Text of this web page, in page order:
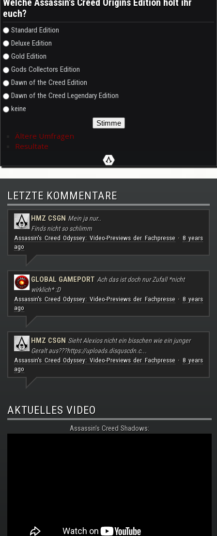
Welche Assassin's Creed Origins Edition holt ihr
euch?
Auswahlmöglichkeiten
Standard Edition
Deluxe Edition
Gold Edition
Gods Collectors Edition
Dawn of the Creed Edition
Dawn of the Creed Legendary Edition
keine
Ältere Umfragen
Resultate
LETZTE KOMMENTARE
HMZ CSGN Mein ja nur..
Finds nicht so schlimm
Assassin's Creed Odyssey: Video-Previews der Fachpresse· 8 years
ago
GLOBAL GAMEPORT Ach das ist doch nur Zufall *nicht
wirklich* :D
Assassin's Creed Odyssey: Video-Previews der Fachpresse· 8 years
ago
HMZ CSGN Sieht Alexios nicht ein bisschen wie ein junger
Geralt aus???https://uploads.disquscdn.c...
Assassin's Creed Odyssey: Video-Previews der Fachpresse· 8 years
ago
AKTUELLES VIDEO
Assassin's Creed Shadows: